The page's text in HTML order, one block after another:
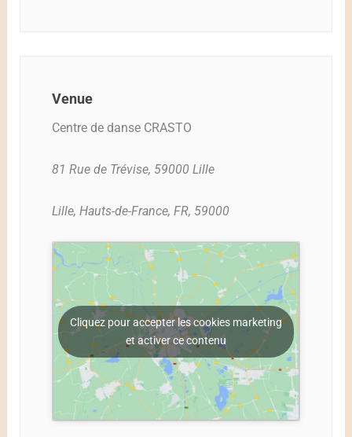
Venue
Centre de danse CRASTO
81 Rue de Trévise, 59000 Lille
Lille, Hauts-de-France, FR, 59000
Cliquez pour accepter les cookies marketing
et activer ce contenu